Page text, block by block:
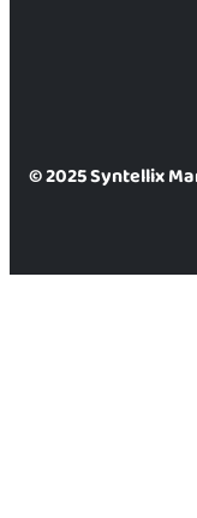
© 2025 Syntellix